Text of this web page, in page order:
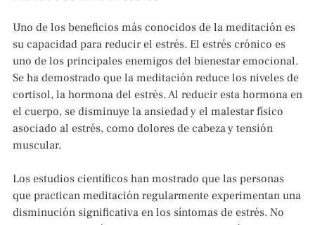
Uno de los beneficios más conocidos de la meditación es
su capacidad para reducir el estrés. El estrés crónico es
uno de los principales enemigos del bienestar emocional.
Se ha demostrado que la meditación reduce los niveles de
cortisol, la hormona del estrés. Al reducir esta hormona en
el cuerpo, se disminuye la ansiedad y el malestar físico
asociado al estrés, como dolores de cabeza y tensión
muscular.
Los estudios científicos han mostrado que las personas
que practican meditación regularmente experimentan una
disminución significativa en los síntomas de estrés. No